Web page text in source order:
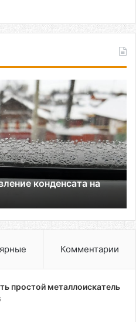
конденсата на
Комментарии
простой металлоискатель